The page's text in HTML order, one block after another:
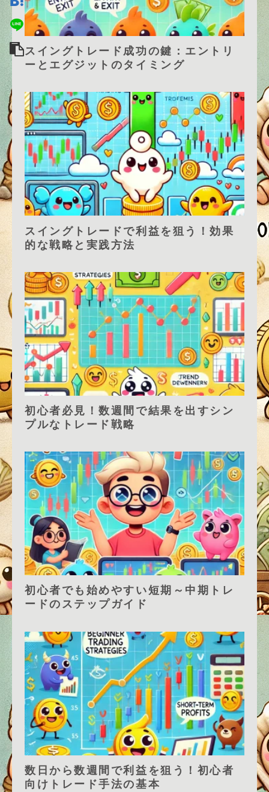
スイングトレード成功の鍵：エントリ
ーとエグジットのタイミング
スイングトレードで利益を狙う！効果
的な戦略と実践方法
初心者必見！数週間で結果を出すシン
プルなトレード戦略
初心者でも始めやすい短期～中期トレ
ードのステップガイド
数日から数週間で利益を狙う！初心者
向けトレード手法の基本